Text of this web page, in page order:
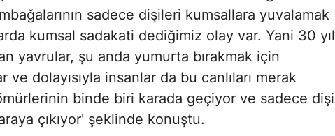
sadece dişileri kumsallara yuvalamak
kumsal sadakati dediğimiz olay var. Yani 30 yıl
yavrular, şu anda yumurta bırakmak için
ve dolayısıyla insanlar da bu canlıları merak
binde biri karada geçiyor ve sadece dişi
çıkıyor' şeklinde konuştu.